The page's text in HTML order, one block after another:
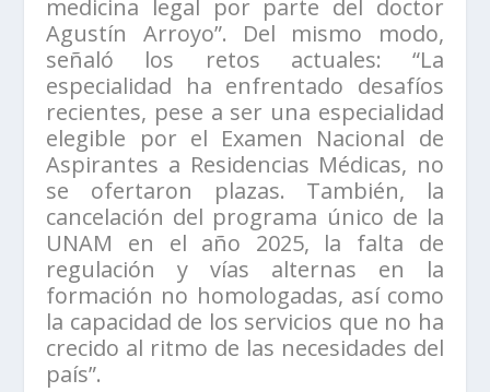
medicina legal por parte del doctor
Agustín Arroyo”. Del mismo modo,
señaló los retos actuales: “La
especialidad ha enfrentado desafíos
recientes, pese a ser una especialidad
elegible por el Examen Nacional de
Aspirantes a Residencias Médicas, no
se ofertaron plazas. También, la
cancelación del programa único de la
UNAM en el año 2025, la falta de
regulación y vías alternas en la
formación no homologadas, así como
la capacidad de los servicios que no ha
crecido al ritmo de las necesidades del
país”.